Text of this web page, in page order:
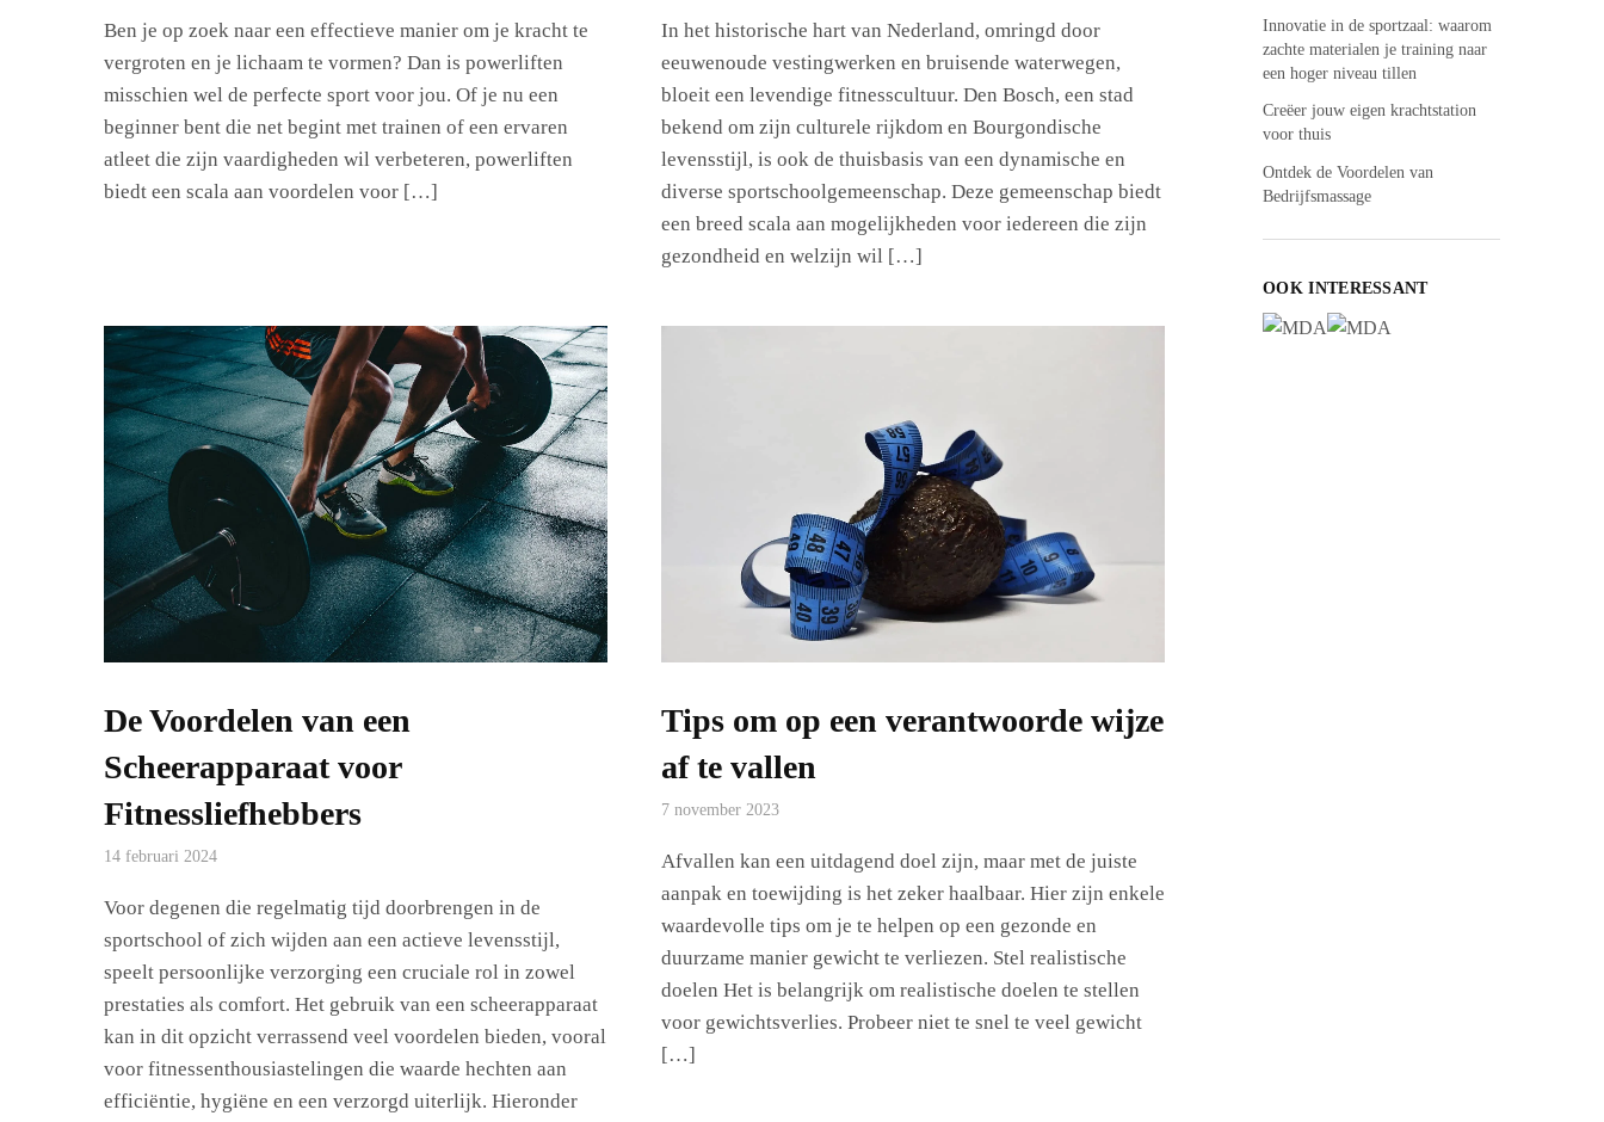
Ben je op zoek naar een effectieve manier om je kracht te
vergroten en je lichaam te vormen? Dan is powerliften
misschien wel de perfecte sport voor jou. Of je nu een
beginner bent die net begint met trainen of een ervaren
atleet die zijn vaardigheden wil verbeteren, powerliften
biedt een scala aan voordelen voor […]
In het historische hart van Nederland, omringd door
eeuwenoude vestingwerken en bruisende waterwegen,
bloeit een levendige fitnesscultuur. Den Bosch, een stad
bekend om zijn culturele rijkdom en Bourgondische
levensstijl, is ook de thuisbasis van een dynamische en
diverse sportschoolgemeenschap. Deze gemeenschap biedt
een breed scala aan mogelijkheden voor iedereen die zijn
gezondheid en welzijn wil […]
De Voordelen van een
Scheerapparaat voor
Fitnessliefhebbers
14 februari 2024
Voor degenen die regelmatig tijd doorbrengen in de
sportschool of zich wijden aan een actieve levensstijl,
speelt persoonlijke verzorging een cruciale rol in zowel
prestaties als comfort. Het gebruik van een scheerapparaat
kan in dit opzicht verrassend veel voordelen bieden, vooral
voor fitnessenthousiastelingen die waarde hechten aan
efficiëntie, hygiëne en een verzorgd uiterlijk. Hieronder
Tips om op een verantwoorde wijze
af te vallen
7 november 2023
Afvallen kan een uitdagend doel zijn, maar met de juiste
aanpak en toewijding is het zeker haalbaar. Hier zijn enkele
waardevolle tips om je te helpen op een gezonde en
duurzame manier gewicht te verliezen. Stel realistische
doelen Het is belangrijk om realistische doelen te stellen
voor gewichtsverlies. Probeer niet te snel te veel gewicht
[…]
Innovatie in de sportzaal: waarom
zachte materialen je training naar
een hoger niveau tillen
Creëer jouw eigen krachtstation
voor thuis
Ontdek de Voordelen van
Bedrijfsmassage
OOK INTERESSANT